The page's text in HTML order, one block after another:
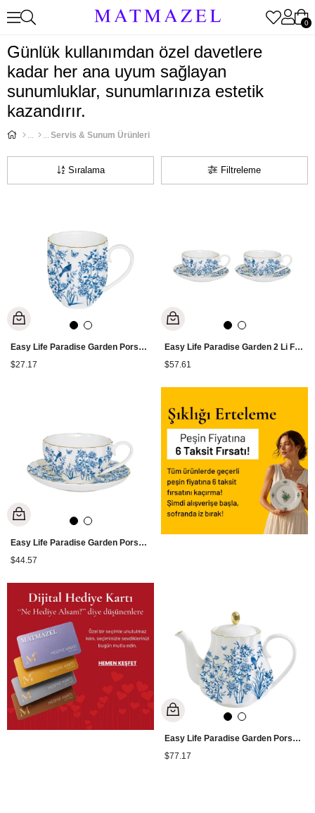
0
Günlük kullanımdan özel davetlere
kadar her ana uyum sağlayan
sunumluklar, sunumlarınıza estetik
kazandırır.
Servis & Sunum Ürünleri
Filtreleme
Sıralama
Easy Life Paradise Garden Porselen Kupa 300 ml
$27.17
Easy Life Paradise Garden 2 Li Fincan 100 ml
$57.61
Easy Life Paradise Garden Porselen Fincan 200 ml
$44.57
Easy Life Paradise Garden Porselen Çaydanlık 800 ml
$77.17